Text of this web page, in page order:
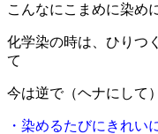
こんなにこまめに染め
化学染の時は、ひりつ
て
今は逆で（ヘナにして）
・染めるたびにきれい